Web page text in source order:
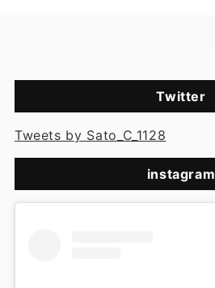
Twitter
Tweets by Sato_C_1128
instagram